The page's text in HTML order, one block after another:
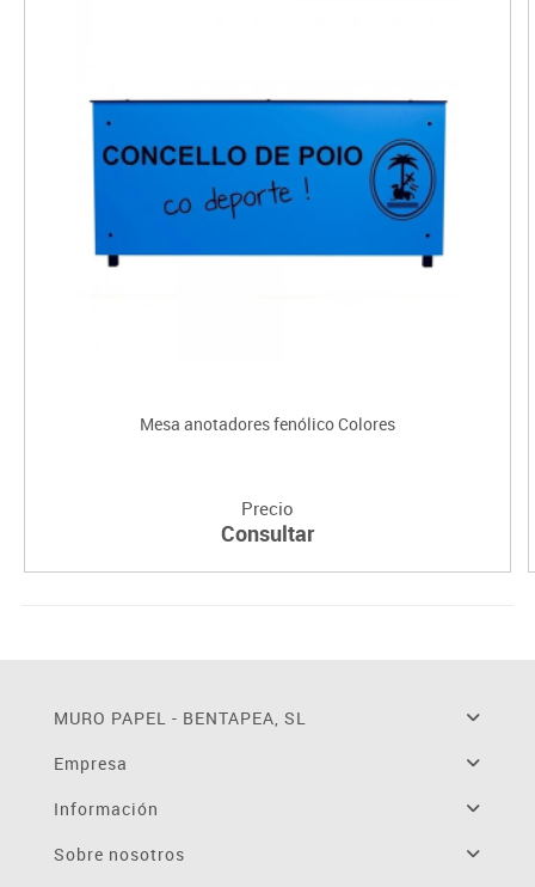
Mesa anotadores fenólico Colores
Precio
Consultar
MURO PAPEL - BENTAPEA, SL
Empresa
Información
Sobre nosotros